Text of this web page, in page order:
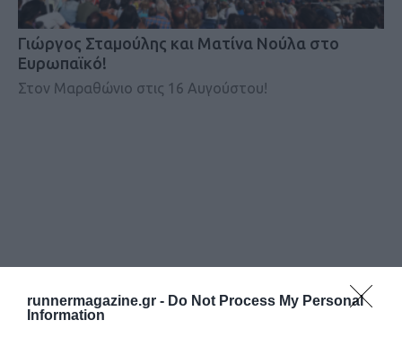
runnermagazine.gr - Do Not Process My Personal
Information
Γιώργος Σταμούλης και Ματίνα Νούλα στο
Ευρωπαϊκό!
Στον Μαραθώνιο στις 16 Αυγούστου!